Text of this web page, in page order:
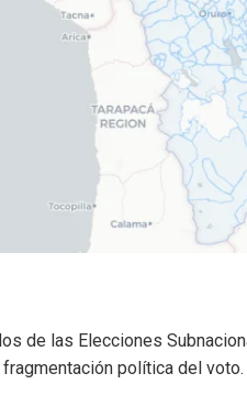
de las Elecciones
política del voto.